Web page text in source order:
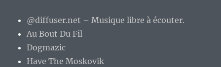
@diffuser.net – Musique libre à écouter.
Au Bout Du Fil
Dogmazic
Have The Moskovik